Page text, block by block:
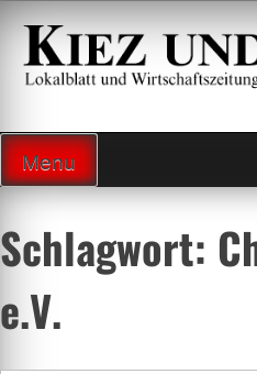
Zum
Inhalt
springen
Menu
Schlagwort:
e.V.